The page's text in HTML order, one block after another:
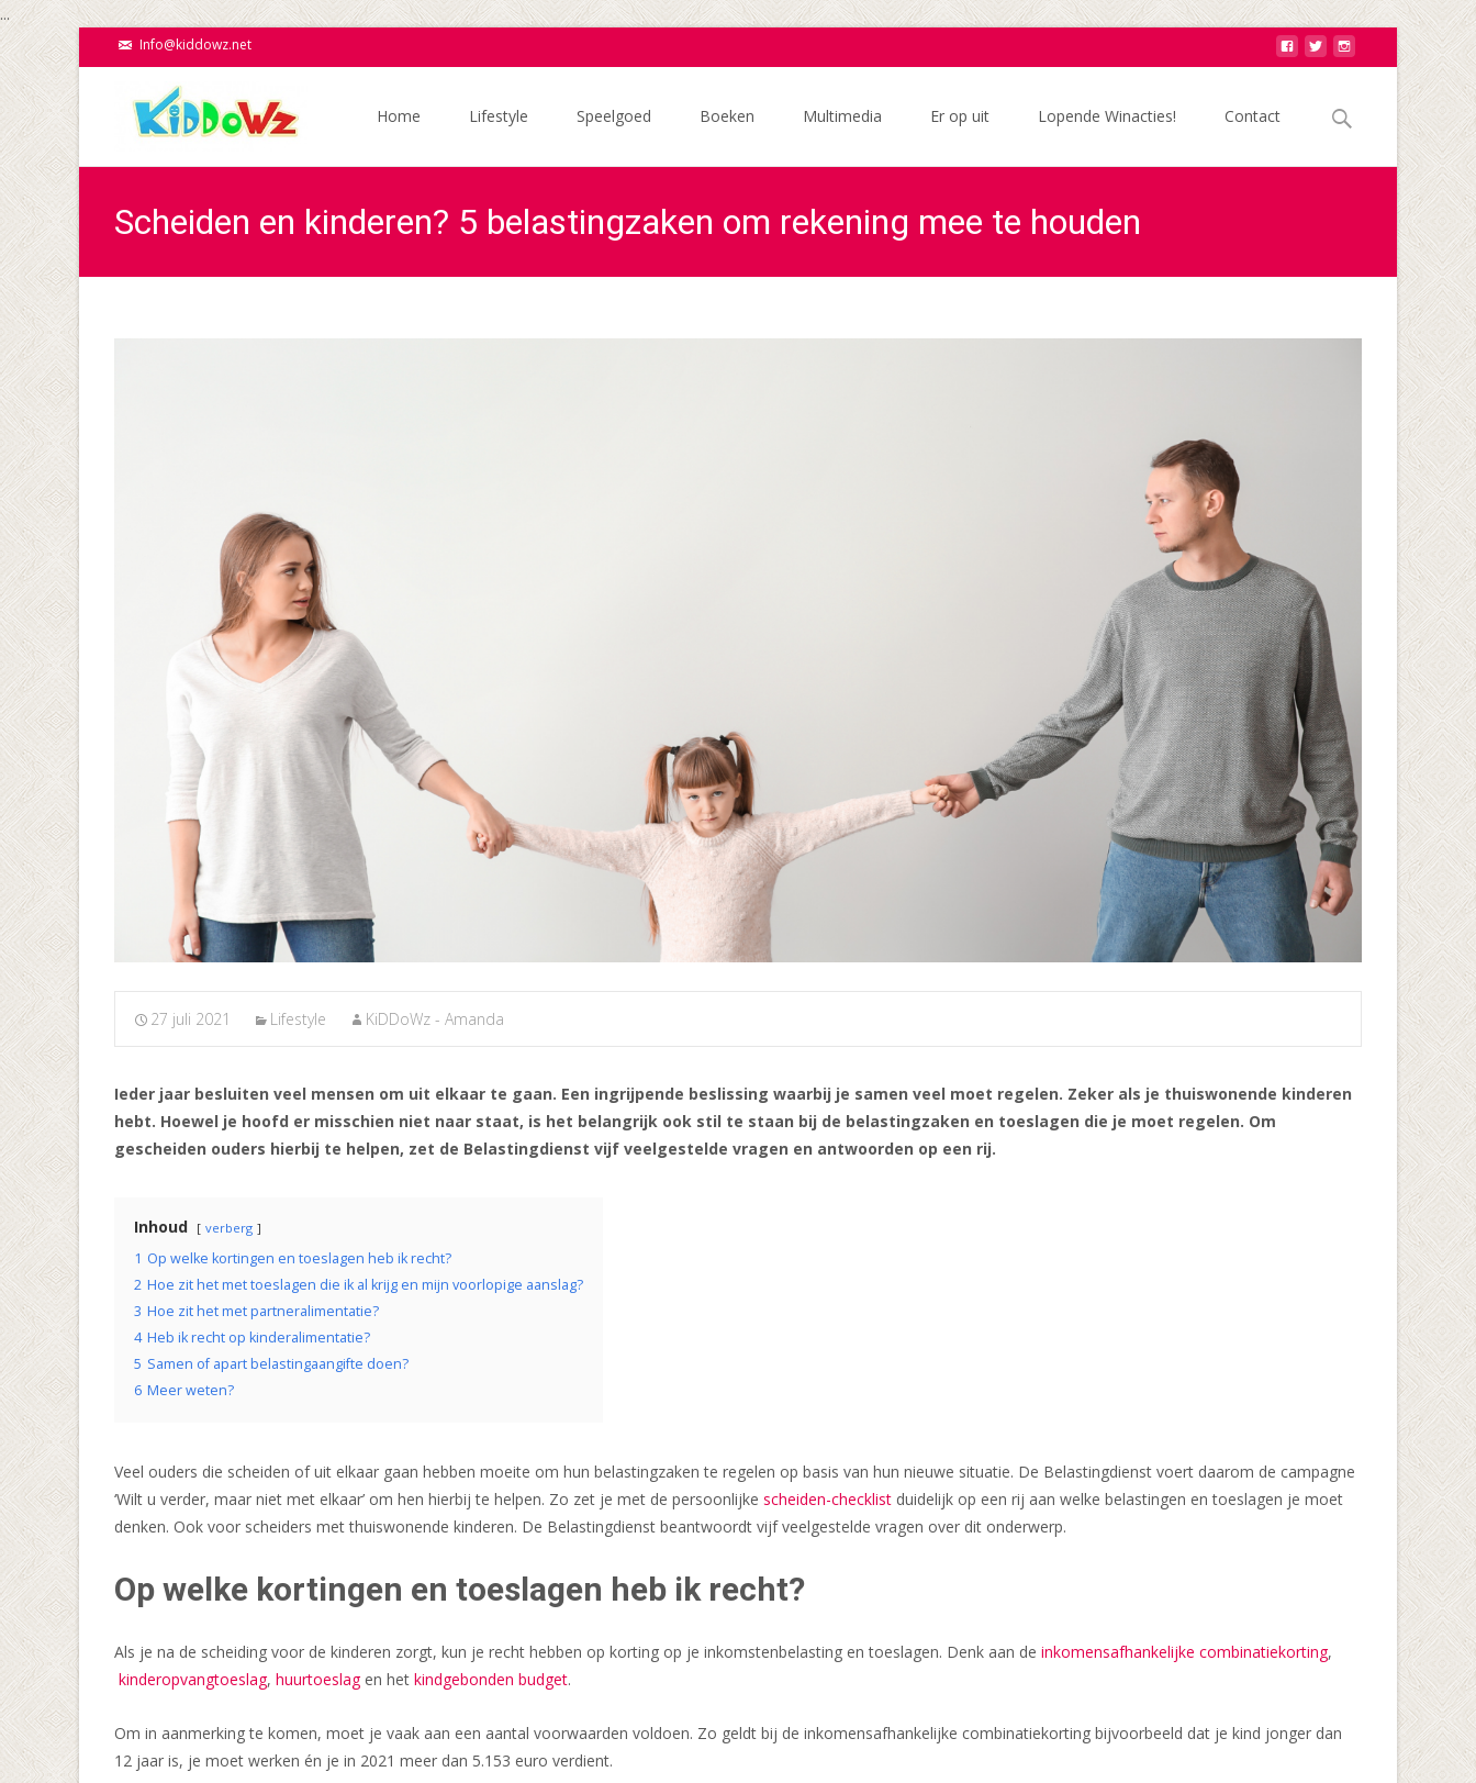
...
Info@kiddowz.net
naar
inhoud
Home Lifestyle Speelgoed Boeken Multimedia Er op uit Lopende Winacties! Contact
Zoek
naar:
Scheiden en kinderen? 5 belastingzaken om rekening mee te houden
27 juli 2021 Lifestyle KiDDoWz - Amanda
Ieder jaar besluiten veel mensen om uit elkaar te gaan. Een ingrijpende beslissing waarbij je samen veel moet regelen. Zeker als je thuiswonende kinderen
hebt. Hoewel je hoofd er misschien niet naar staat, is het belangrijk ook stil te staan bij de belastingzaken en toeslagen die je moet regelen. Om
gescheiden ouders hierbij te helpen, zet de Belastingdienst vijf veelgestelde vragen en antwoorden op een rij.
Inhoud verberg
1 Op welke kortingen en toeslagen heb ik recht?
2 Hoe zit het met toeslagen die ik al krijg en mijn voorlopige aanslag?
3 Hoe zit het met partneralimentatie?
4 Heb ik recht op kinderalimentatie?
5 Samen of apart belastingaangifte doen?
6 Meer weten?
Veel ouders die scheiden of uit elkaar gaan hebben moeite om hun belastingzaken te regelen op basis van hun nieuwe situatie. De Belastingdienst voert daarom de campagne
‘Wilt u verder, maar niet met elkaar’ om hen hierbij te helpen. Zo zet je met de persoonlijke scheiden-checklist duidelijk op een rij aan welke belastingen en toeslagen je moet
denken. Ook voor scheiders met thuiswonende kinderen. De Belastingdienst beantwoordt vijf veelgestelde vragen over dit onderwerp.
Op welke kortingen en toeslagen heb ik recht?
Als je na de scheiding voor de kinderen zorgt, kun je recht hebben op korting op je inkomstenbelasting en toeslagen. Denk aan de inkomensafhankelijke combinatiekorting,
kinderopvangtoeslag, huurtoeslagen het kindgebonden budget.
Om in aanmerking te komen, moet je vaak aan een aantal voorwaarden voldoen. Zo geldt bij de inkomensafhankelijke combinatiekorting bijvoorbeeld dat je kind jonger dan
12 jaar is, je moet werken én je in 2021 meer dan 5.153 euro verdient.